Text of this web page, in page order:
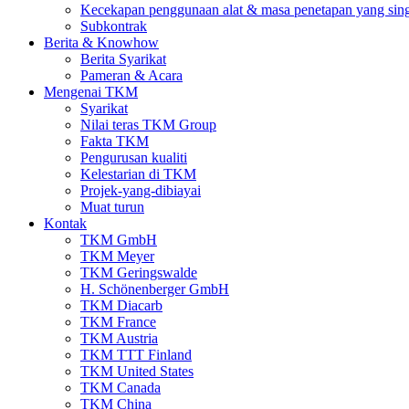
Kecekapan penggunaan alat & masa penetapan yang
Subkontrak
Berita & Knowhow
Berita Syarikat
Pameran & Acara
Mengenai TKM
Syarikat
Nilai teras TKM Group
Fakta TKM
Pengurusan kualiti
Kelestarian di TKM
Projek-yang-dibiayai
Muat turun
Kontak
TKM GmbH
TKM Meyer
TKM Geringswalde
H. Schönenberger GmbH
TKM Diacarb
TKM France
TKM Austria
TKM TTT Finland
TKM United States
TKM Canada
TKM China